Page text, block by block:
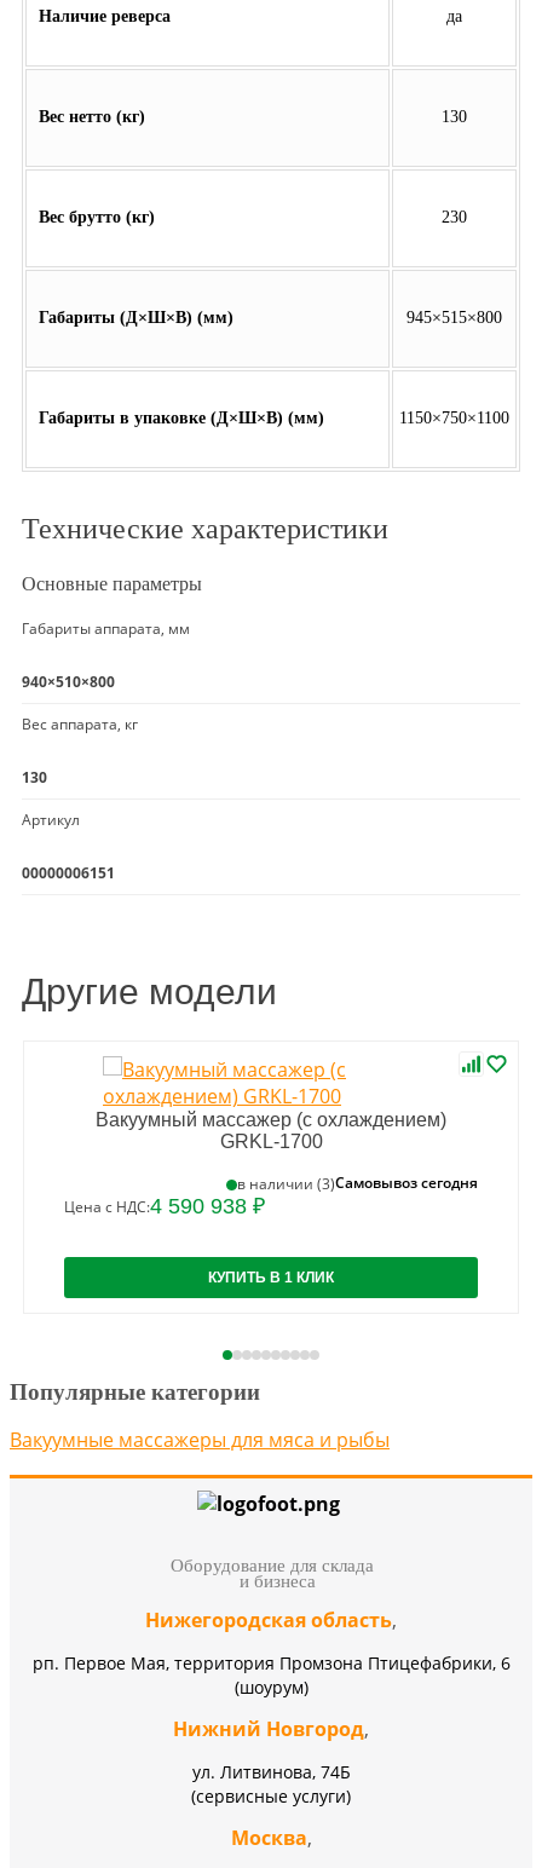
Наличие реверса да
Вес нетто (кг) 130
Вес брутто (кг) 230
Габариты (Д×Ш×В) (мм) 945×515×800
Габариты в упаковке (Д×Ш×В) (мм) 1150×750×1100
Технические характеристики
Основные параметры
Габариты аппарата, мм
940×510×800
Вес аппарата, кг
130
Артикул
00000006151
Другие модели
Вакуумный массажер (с охлаждением)
GRKL-1700
в наличии (3)Самовывоз сегодня
Цена с НДС:4 590 938 ₽
КУПИТЬ В 1 КЛИК
Популярные категории
Вакуумные массажеры для мяса и рыбы
Оборудование для склада
и бизнеса
Нижегородская область,
рп. Первое Мая, территория Промзона Птицефабрики, 6
(шоурум)
Нижний Новгород,
ул. Литвинова, 74Б
(сервисные услуги)
Москва,